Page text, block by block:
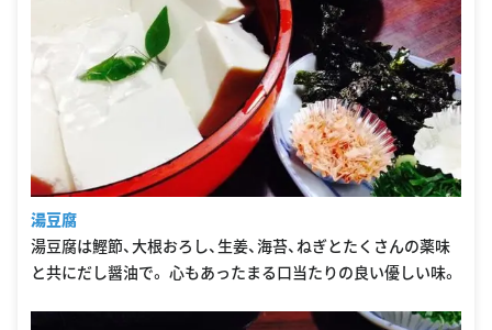
湯豆腐
湯豆腐は鰹節、大根おろし、生姜、海苔、ねぎとたくさんの薬味
と共にだし醤油で。 心もあったまる口当たりの良い優しい味。